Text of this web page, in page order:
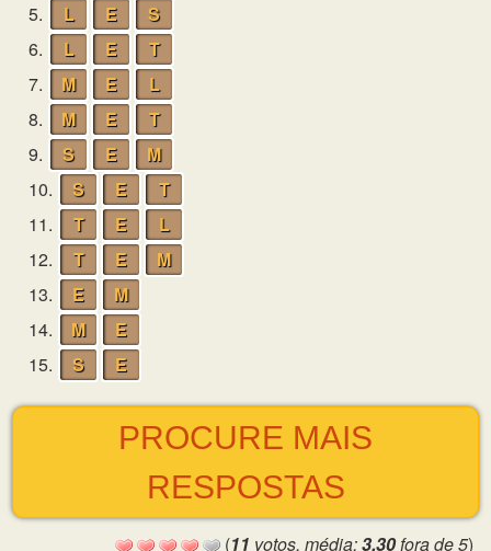
5.
L E
S
6.
L E
T
7.
M E
L
8.
M E
T
9.
S E
M
10.
S E
T
11.
T E
L
12.
T E
M
13.
E
M
14.
M
E
15.
S E
PROCURE MAIS
RESPOSTAS
(11 votos, média:3,30fora de 5)